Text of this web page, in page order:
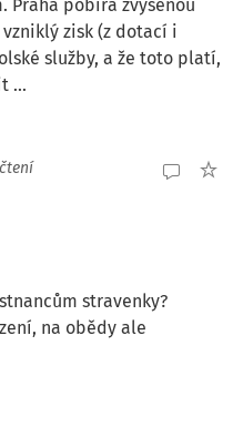
Praha pobírá zvýšenou
zisk (z dotací i
služby, a že toto platí,
...
stravenky?
na obědy ale